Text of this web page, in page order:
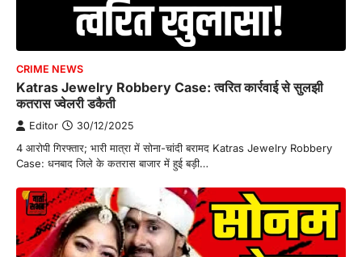
CRIME NEWS
Katras Jewelry Robbery Case: त्वरित कार्रवाई से सुलझी
कतरास ज्वेलरी डकैती
Editor 30/12/2025
4 आरोपी गिरफ्तार; भारी मात्रा में सोना-चांदी बरामद Katras Jewelry Robbery
Case: धनबाद जिले के कतरास बाजार में हुई बड़ी…